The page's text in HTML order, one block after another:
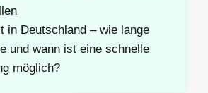
in Deutschland – wie lange
und wann ist eine schnelle
möglich?